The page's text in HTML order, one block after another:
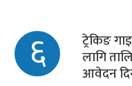
६ ट्रेकिङ
लागि
आवेदन